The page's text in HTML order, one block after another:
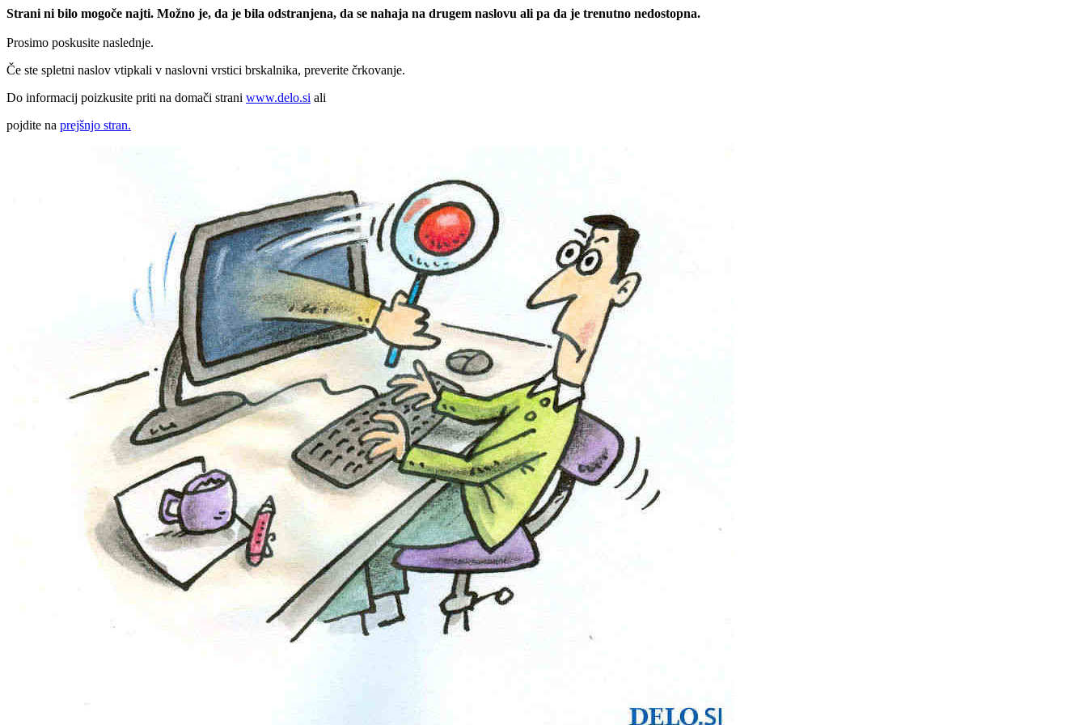
Strani ni bilo mogoče najti. Možno je, da je bila odstranjena, da se nahaja na drugem naslovu ali pa da je trenutno nedostopna.
Prosimo poskusite naslednje.
Če ste spletni naslov vtipkali v naslovni vrstici brskalnika, preverite črkovanje.
Do informacij poizkusite priti na domači strani www.delo.si ali
pojdite na prejšnjo stran.